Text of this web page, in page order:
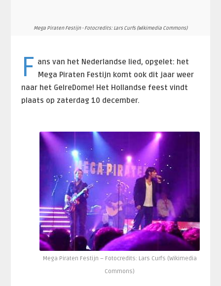
Mega Piraten Festijn - Fotocredits: Lars Curfs (Wikimedia Commons)
F ans van het Nederlandse lied, opgelet: het
Mega Piraten Festijn komt ook dit jaar weer
naar het GelreDome! Het Hollandse feest vindt
plaats op zaterdag 10 december.
Mega Piraten Festijn – Fotocredits: Lars Curfs (Wikimedia
Commons)